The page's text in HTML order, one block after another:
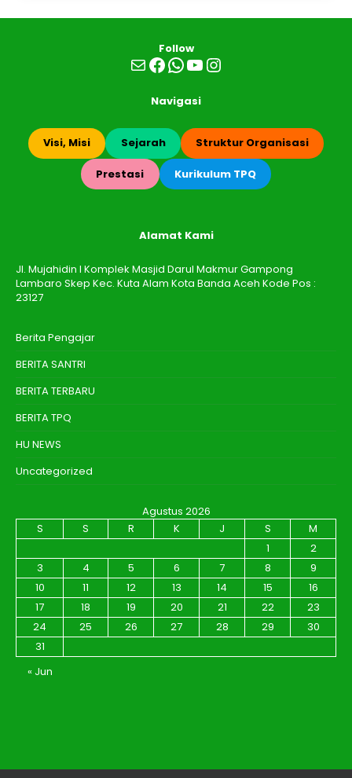
Follow
MailFacebook
WhatsApp
YouTube
Instagram
Navigasi
Visi, Misi Sejarah Struktur Organisasi
Prestasi Kurikulum TPQ
Alamat Kami
Jl. Mujahidin I Komplek Masjid Darul Makmur Gampong
Lambaro Skep Kec. Kuta Alam Kota Banda Aceh Kode Pos :
23127
Berita Pengajar
BERITA SANTRI
BERITA TERBARU
BERITA TPQ
HU NEWS
Uncategorized
Agustus 2026
S
S R K J S
M
1
2
3
4 5 6 7 8
9
10
11 12 13 14 15
16
17
18 19 20 21 22
23
24
25 26 27 28 29
30
31
« Jun